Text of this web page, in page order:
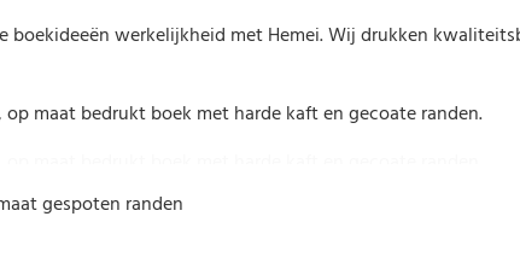
boekideeën werkelijkheid met Hemei. Wij drukken